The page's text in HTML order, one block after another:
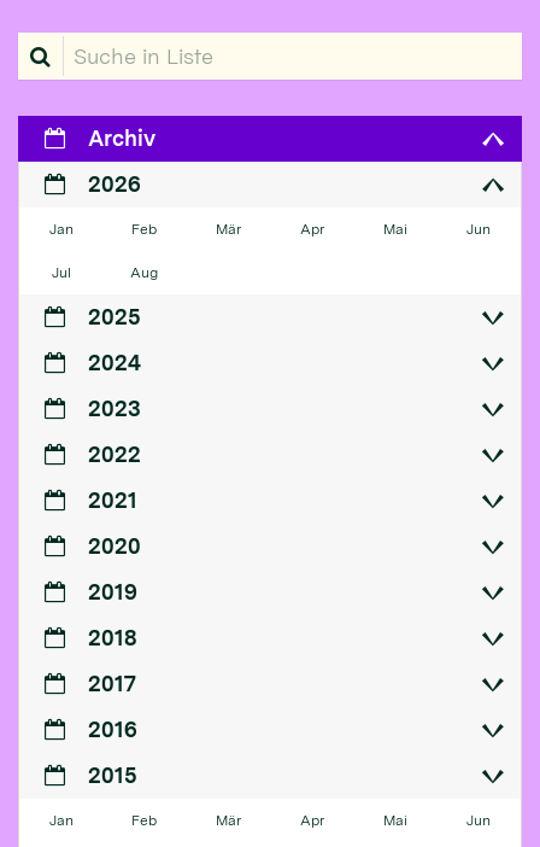
Suche in Liste
Archiv
2026
Jan Feb Mär Apr Mai Jun
Jul Aug
2025
2024
2023
2022
2021
2020
2019
2018
2017
2016
2015
Jan Feb Mär Apr Mai Jun